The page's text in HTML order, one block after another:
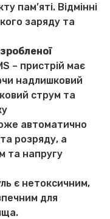
пам’яті. Відмінні
заряду та
– пристрій має
надлишковий
струм та
автоматично
розряду, а
та напругу
є нетоксичним,
для